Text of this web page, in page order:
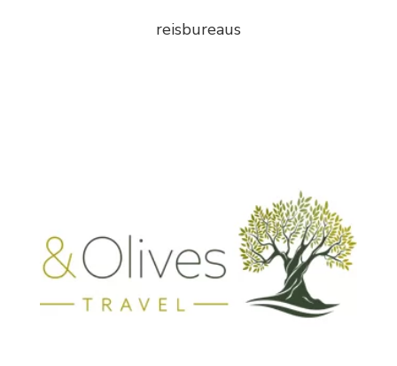
reisbureaus